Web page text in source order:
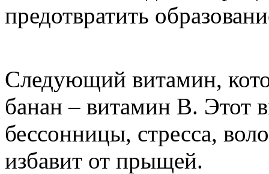
предотвратить
Следующий витамин,
банан – витамин В. Этот
бессонницы, стресса,
избавит от прыщей.